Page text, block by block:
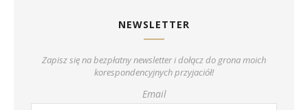
NEWSLETTER
Zapisz się na bezpłatny newsletter i dołącz do grona moich
korespondencyjnych przyjaciół!
Email